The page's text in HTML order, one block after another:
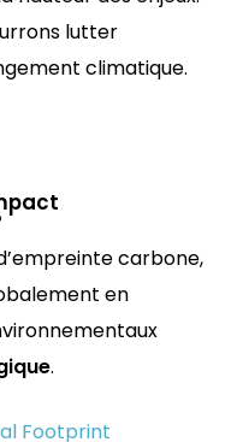
lutter
climatique.
carbone,
en
.
Footprint